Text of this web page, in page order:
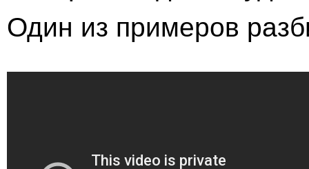
Один из примеров